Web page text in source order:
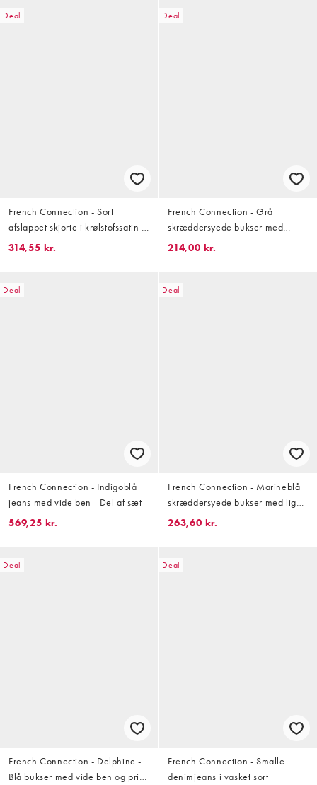
Deal
French Connection - Sort
afslappet skjorte i krølstofssatin -
Del af sæt
314,55 kr.
Deal
French Connection - Grå
skræddersyede bukser med
brede ben og hotfix-detaljer
214,00 kr.
Deal
French Connection - Indigoblå
jeans med vide ben - Del af sæt
569,25 kr.
Deal
French Connection - Marineblå
skræddersyede bukser med lige
ben og nålestriber - Del af sæt
263,60 kr.
Deal
French Connection - Delphine -
Blå bukser med vide ben og print
Deal
French Connection - Smalle
denimjeans i vasket sort